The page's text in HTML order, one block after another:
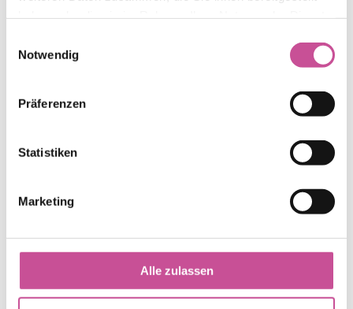
Notwendig
Präferenzen
Statistiken
Marketing
Alle zulassen